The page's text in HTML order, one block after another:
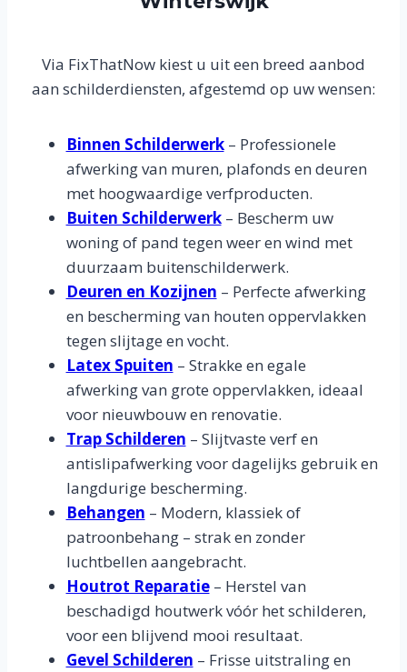
Via FixThatNow kiest u uit een breed aanbod
aan schilderdiensten, afgestemd op uw wensen:
Binnen Schilderwerk– Professionele
afwerking van muren, plafonds en deuren
met hoogwaardige verfproducten.
Buiten Schilderwerk– Bescherm uw
woning of pand tegen weer en wind met
duurzaam buitenschilderwerk.
Deuren en Kozijnen – Perfecte afwerking
en bescherming van houten oppervlakken
tegen slijtage en vocht.
Latex Spuiten – Strakke en egale
afwerking van grote oppervlakken, ideaal
voor nieuwbouw en renovatie.
Trap Schilderen – Slijtvaste verf en
antislipafwerking voor dagelijks gebruik en
langdurige bescherming.
Behangen – Modern, klassiek of
patroonbehang – strak en zonder
luchtbellen aangebracht.
Houtrot Reparatie– Herstel van
beschadigd houtwerk vóór het schilderen,
voor een blijvend mooi resultaat.
Gevel Schilderen – Frisse uitstraling en